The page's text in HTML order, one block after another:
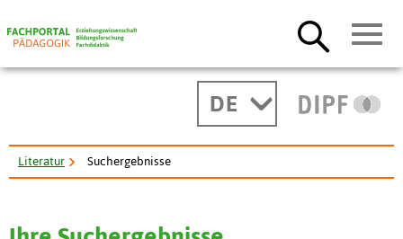
DE
Literatur Suchergebnisse